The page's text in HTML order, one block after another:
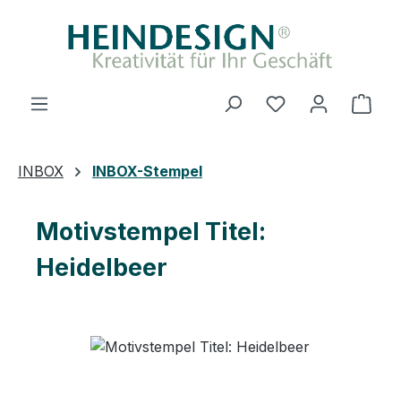
Zum Hauptinhalt springen
Du hast 0
INBOX INBOX-Stempel
Motivstempel Titel:
Heidelbeer